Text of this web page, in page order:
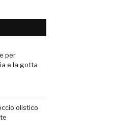
per
e la gotta
olistico